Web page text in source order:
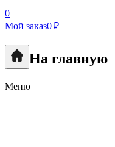
0
Мой заказ0 ₽
На главную
Меню